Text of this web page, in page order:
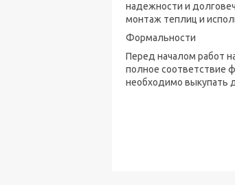
надежности и
монтаж теплиц и
Формальности
Перед началом работ
полное соответствие
необходимо выкупать